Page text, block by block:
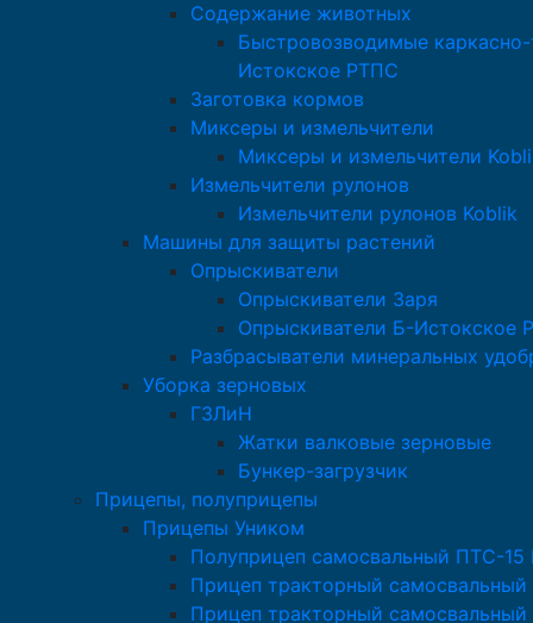
Содержание животных
Быстровозводимые
Истокское РТПС
Заготовка кормов
Миксеры и измельчители
Миксеры и измельчители
Измельчители рулонов
Измельчители рулонов Koblik
Машины для защиты растений
Опрыскиватели
Опрыскиватели Заря
Опрыскиватели Б-Истокское
Разбрасыватели минеральных
Уборка зерновых
ГЗЛиН
Жатки валковые зерновые
Бункер-загрузчик
Прицепы, полуприцепы
Прицепы Уником
Полуприцеп самосвальный ПТС-
Прицеп тракторный
Прицеп тракторный